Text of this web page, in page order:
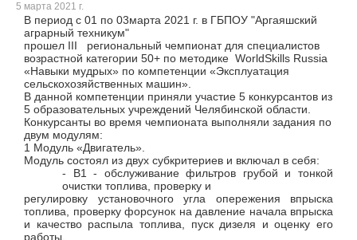
5 марта 2021 г.
В период с 01 по 03марта 2021 г. в ГБПОУ "Аргаяшский
аграрный техникум"
прошел III региональный чемпионат для специалистов
возрастной категории 50+ по методике WorldSkills Russia
«Навыки мудрых» по компетенции «Эксплуатация
сельскохозяйственных машин».
В данной компетенции приняли участие 5 конкурсантов из
5 образовательных учреждений Челябинской области.
Конкурсанты во время чемпионата выполняли задания по
двум модулям:
1 Модуль «Двигатель».
Модуль состоял из двух субкритериев и включал в себя:
- В1 - обслуживание фильтров грубой и тонкой
очистки топлива, проверку и
регулировку установочного угла опережения впрыска
топлива, проверку форсунок на давление начала впрыска
и качество распыла топлива, пуск дизеля и оценку его
работы.